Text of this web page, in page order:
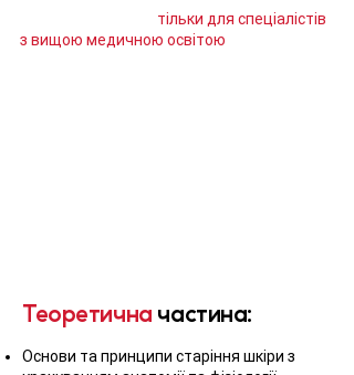
тільки для спеціалістів
з вищою медичною освітою
Теоретична частина:
Основи та принципи старіння шкіри з